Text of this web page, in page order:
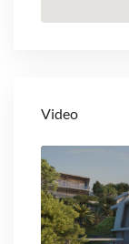
Video